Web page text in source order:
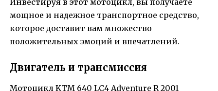
мощное и надежное транспортное средство,
которое доставит вам множество
положительных эмоций и впечатлений.
Двигатель и трансмиссия
Мотоцикл KTM 640 LC4 Adventure R 2001